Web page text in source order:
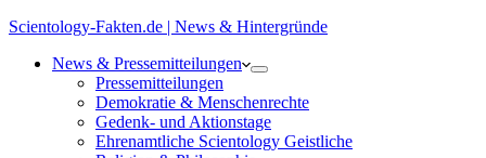
Scientology-Fakten.de | News & Hintergründe
News & Pressemitteilungen
Pressemitteilungen
Demokratie & Menschenrechte
Gedenk- und Aktionstage
Ehrenamtliche Scientology Geistliche